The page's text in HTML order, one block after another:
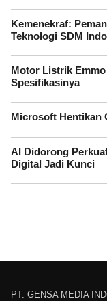
Kemenekraf:
Teknologi SDM
Motor Listrik
Spesifikasinya
Microsoft Hentikan
AI Didorong
Digital Jadi Kunci
PT. GENSA MEDIA